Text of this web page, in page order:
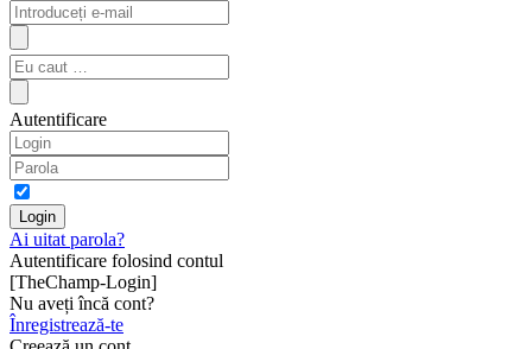
Autentificare
Ai uitat parola?
Autentificare folosind contul
[TheChamp-Login]
Nu aveți încă cont?
Înregistrează-te